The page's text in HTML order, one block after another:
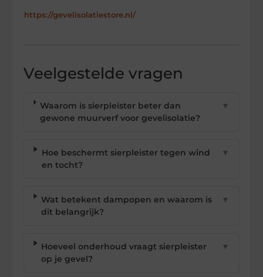
https://gevelisolatiestore.nl/
Veelgestelde vragen
Waarom is sierpleister beter dan
gewone muurverf voor gevelisolatie?
▼
Hoe beschermt sierpleister tegen wind
en tocht?
▼
Wat betekent dampopen en waarom is
dit belangrijk?
▼
Hoeveel onderhoud vraagt sierpleister
op je gevel?
▼